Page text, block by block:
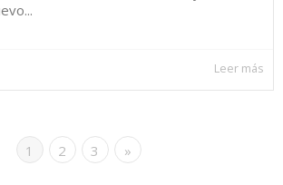
Leer más
1 2 3 »